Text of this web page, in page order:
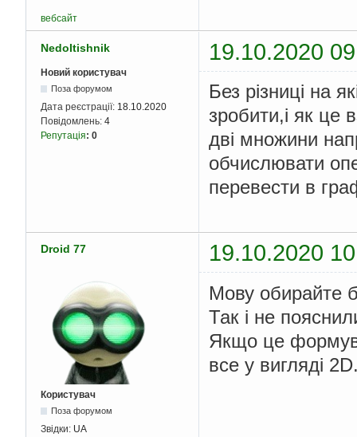
вебсайт
NedoItishnik 19.10.2020
Новий користувач
Поза форумом
Дата реєстрації: 18.10.2020
Повідомлень: 4
Репутація: 0
Без різниці на
зробити,і як це
дві множини
обчислювати
перевести в
Droid 77 19.10.2020
Користувач
Поза форумом
Звідки: UA
Мову обирайте
Так і не
Якщо це
все у вигляді